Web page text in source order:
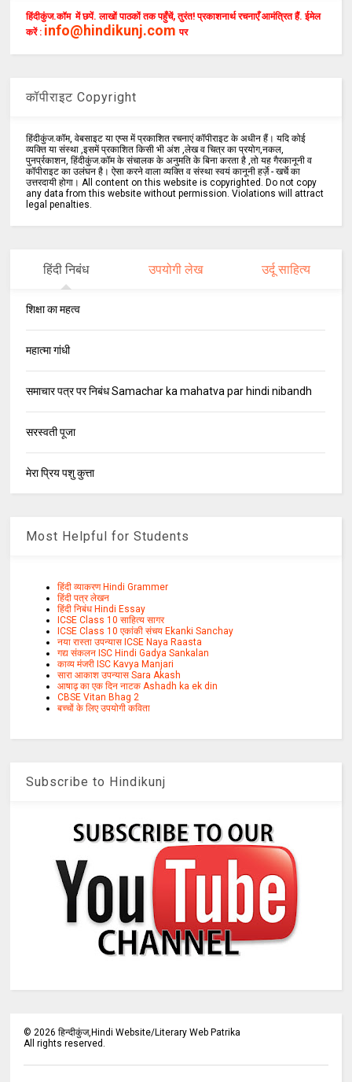
हिंदीकुंज.कॉम में छपें. लाखों पाठकों तक पहुँचें, तुरंत! प्रकाशनार्थ रचनाएँ आमंत्रित हैं. ईमेल
करें : info@hindikunj.com पर
कॉपीराइट Copyright
हिंदीकुंज.कॉम, वेबसाइट या एप्स में प्रकाशित रचनाएं कॉपीराइट के अधीन हैं। यदि कोई
व्यक्ति या संस्था ,इसमें प्रकाशित किसी भी अंश ,लेख व चित्र का प्रयोग,नकल,
पुनर्प्रकाशन, हिंदीकुंज.कॉम के संचालक के अनुमति के बिना करता है ,तो यह गैरकानूनी व
कॉपीराइट का उलंघन है। ऐसा करने वाला व्यक्ति व संस्था स्वयं कानूनी हर्ज़े - खर्चे का
उत्तरदायी होगा। All content on this website is copyrighted. Do not copy
any data from this website without permission. Violations will attract
legal penalties.
हिंदी निबंध उपयोगी लेख उर्दू साहित्य
शिक्षा का महत्व
महात्मा गांधी
समाचार पत्र पर निबंध Samachar ka mahatva par hindi nibandh
सरस्वती पूजा
मेरा प्रिय पशु कुत्ता
Most Helpful for Students
हिंदी व्याकरण Hindi Grammer
हिंदी पत्र लेखन
हिंदी निबंध Hindi Essay
ICSE Class 10 साहित्य सागर
ICSE Class 10 एकांकी संचय Ekanki Sanchay
नया रास्ता उपन्यास ICSE Naya Raasta
गद्य संकलन ISC Hindi Gadya Sankalan
काव्य मंजरी ISC Kavya Manjari
सारा आकाश उपन्यास Sara Akash
आषाढ़ का एक दिन नाटक Ashadh ka ek din
CBSE Vitan Bhag 2
बच्चों के लिए उपयोगी कविता
Subscribe to Hindikunj
©2026 हिन्दीकुंज,Hindi Website/Literary Web Patrika
All rights reserved.